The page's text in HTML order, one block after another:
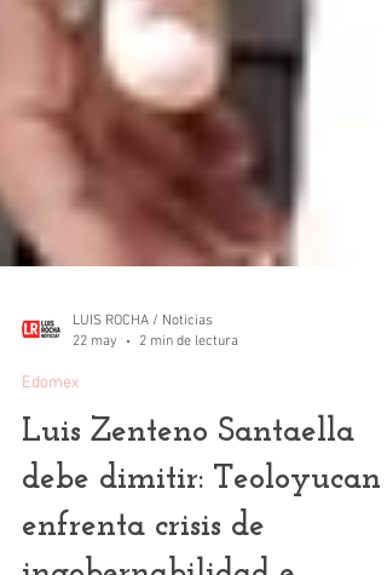
22 may
2 min de lectura
Luis Zenteno Santaella
debe dimitir: Teoloyucan